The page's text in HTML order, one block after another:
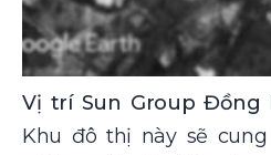
Vị trí Sun Group Đồng
Khu đô thị này sẽ cung